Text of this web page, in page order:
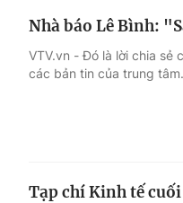
Nhà báo Lê Bình:
VTV.vn - Đó là lời chia sẻ
các bản tin của trung tâm.
Tạp chí Kinh tế